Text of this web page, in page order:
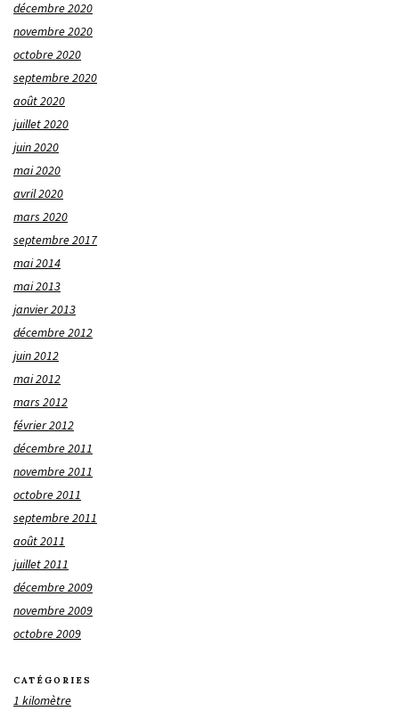
décembre 2020
novembre 2020
octobre 2020
septembre 2020
août 2020
juillet 2020
juin 2020
mai 2020
avril 2020
mars 2020
septembre 2017
mai 2014
mai 2013
janvier 2013
décembre 2012
juin 2012
mai 2012
mars 2012
février 2012
décembre 2011
novembre 2011
octobre 2011
septembre 2011
août 2011
juillet 2011
décembre 2009
novembre 2009
octobre 2009
CATÉGORIES
1 kilomètre